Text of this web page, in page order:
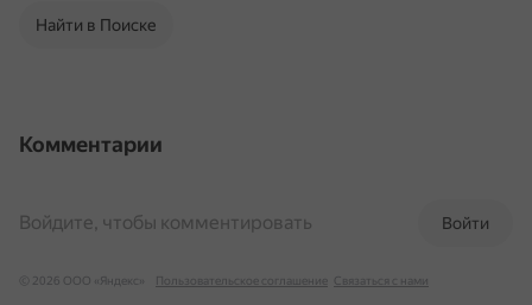
Найти в Поиске
Комментарии
Войти
Войдите, чтобы комментировать
© 2026 ООО «Яндекс» Пользовательское соглашение Связаться с нами